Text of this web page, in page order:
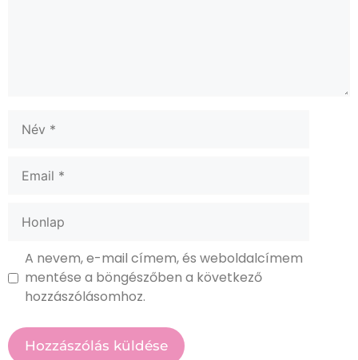
A nevem, e-mail címem, és weboldalcímem
mentése a böngészőben a következő
hozzászólásomhoz.